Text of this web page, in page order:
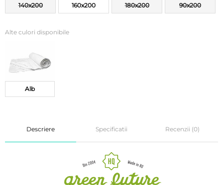
140x200 160x200 180x200 90x200
Alte culori disponibile
Alb
Descriere Specificatii Recenzii (0)